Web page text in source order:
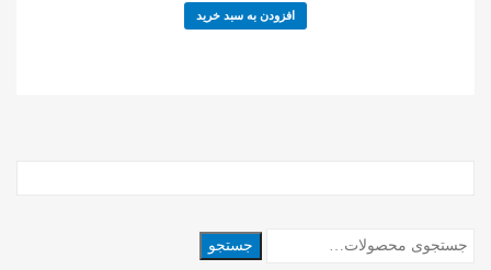
افزودن به سبد خرید
جستجو